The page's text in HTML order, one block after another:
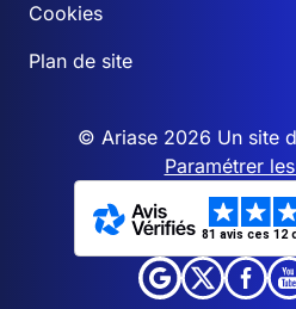
Cookies
Plan de site
© Ariase 2026 Un site
Paramétrer
81 avis ces 12